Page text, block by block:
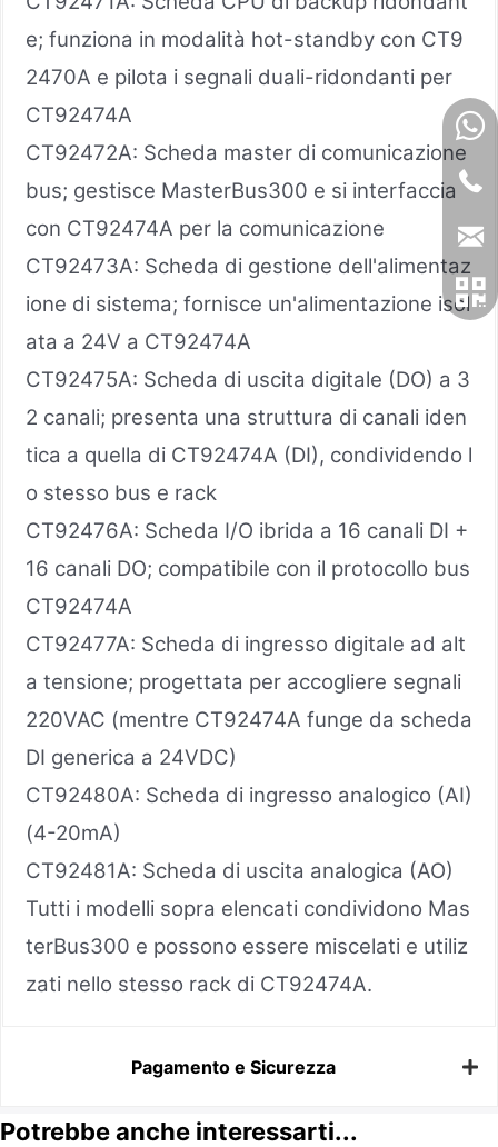
e; funziona in modalità hot-standby con CT9
2470A e pilota i segnali duali-ridondanti per
CT92474A
CT92472A: Scheda master di comunicazione
bus; gestisce MasterBus300 e si interfaccia
con CT92474A per la comunicazione
CT92473A: Scheda di gestione dell'alimentaz
ione di sistema; fornisce un'alimentazione isol
ata a 24V a CT92474A
CT92475A: Scheda di uscita digitale (DO) a 3
2 canali; presenta una struttura di canali iden
tica a quella di CT92474A (DI), condividendo l
o stesso bus e rack
CT92476A: Scheda I/O ibrida a 16 canali DI +
16 canali DO; compatibile con il protocollo bus
CT92474A
CT92477A: Scheda di ingresso digitale ad alt
a tensione; progettata per accogliere segnali
220VAC (mentre CT92474A funge da scheda
DI generica a 24VDC)
CT92480A: Scheda di ingresso analogico (AI)
(4-20mA)
CT92481A: Scheda di uscita analogica (AO)
Tutti i modelli sopra elencati condividono Mas
terBus300 e possono essere miscelati e utiliz
zati nello stesso rack di CT92474A.
Pagamento e Sicurezza
Potrebbe anche interessarti...